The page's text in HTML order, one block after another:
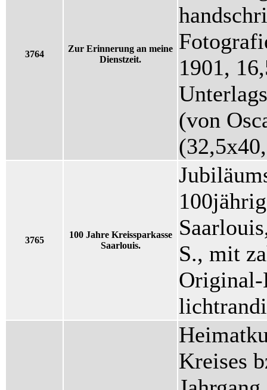
3764
Zur Erinnerung an meine
Dienstzeit.
1901,
(von
3765
100 Jahre Kreissparkasse
Saarlouis.
S., mit
Original-
Kreises